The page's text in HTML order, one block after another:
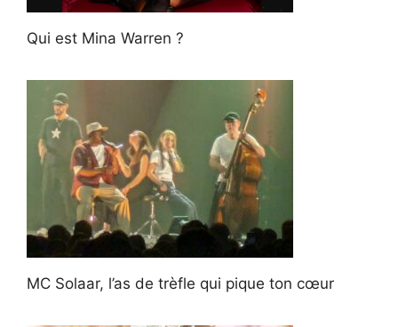
Qui est Mina Warren ?
MC Solaar, l’as de trèfle qui pique ton cœur